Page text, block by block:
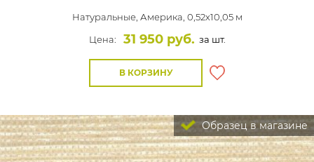
Натуральные, Америка, 0,52x10,05 м
Цена:
31 950 руб. за шт.
В КОРЗИНУ
Образец в магазине